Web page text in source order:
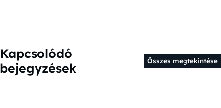
Kapcsolódó
bejegyzések
Összes megtekintése